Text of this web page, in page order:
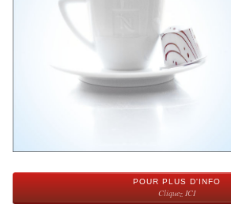
POUR PLUS D'INFO
Cliquez ICI